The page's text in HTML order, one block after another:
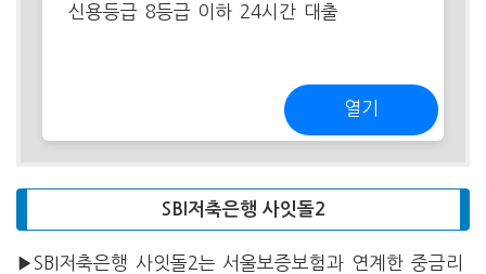
신용등급 8등급 이하 24시간 대출
열기
SBI저축은행 사잇돌2
▶SBI저축은행 사잇돌2는 서울보증보험과 연계한 중금리